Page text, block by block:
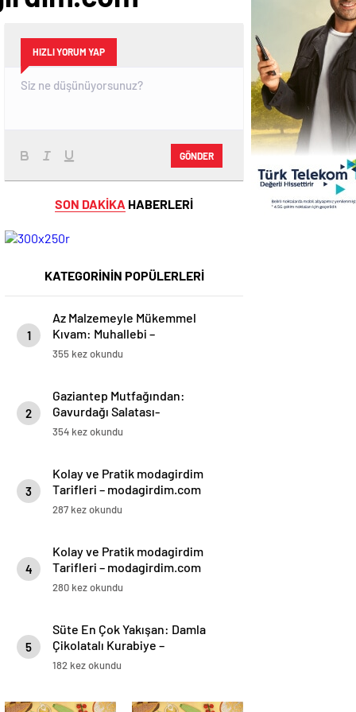
HIZLI YORUM YAP
GÖNDER
SON DAKİKA HABERLERİ
KATEGORİNİN POPÜLERLERİ
1
Az Malzemeyle Mükemmel
Kıvam: Muhallebi –
modagirdim.com
355 kez okundu
2
Gaziantep Mutfağından:
Gavurdağı Salatası-
modagirdim.com
354 kez okundu
3
Kolay ve Pratik modagirdim
Tarifleri – modagirdim.com
287 kez okundu
4
Kolay ve Pratik modagirdim
Tarifleri – modagirdim.com
280 kez okundu
5
Süte En Çok Yakışan: Damla
Çikolatalı Kurabiye –
modagirdim.com
182 kez okundu